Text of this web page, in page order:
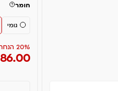
חומר
גומי
20% הנחה
86.00